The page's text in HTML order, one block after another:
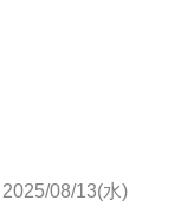
2025/08/13(水)